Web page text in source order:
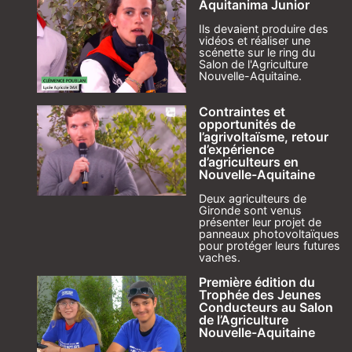
Aquitanima Junior
Ils devaient produire des
vidéos et réaliser une
scénette sur le ring du
Salon de l'Agriculture
Nouvelle-Aquitaine.
Contraintes et
opportunités de
l’agrivoltaïsme, retour
d’expérience
d’agriculteurs en
Nouvelle-Aquitaine
Deux agriculteurs de
Gironde sont venus
présenter leur projet de
panneaux photovoltaïques
pour protéger leurs futures
vaches.
Première édition du
Trophée des Jeunes
Conducteurs au Salon
de l’Agriculture
Nouvelle-Aquitaine